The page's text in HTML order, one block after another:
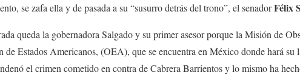
se zafa ella y de pasada a su “susurro detrás del trono”, el senadorFélix
queda la gobernadora Salgado y su primer asesor porque la Misión de
de Estados Americanos, (OEA), que se encuentra en México donde hará
el crimen cometido en contra de Cabrera Barrientos y lo mismo ha